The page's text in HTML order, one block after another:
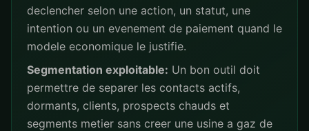
declencher selon une action, un statut, une
intention ou un evenement de paiement quand le
modele economique le justifie.
Segmentation exploitable: Un bon outil doit
permettre de separer les contacts actifs,
dormants, clients, prospects chauds et
segments metier sans creer une usine a gaz de